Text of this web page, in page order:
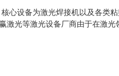
心设备为激光焊接机以及各类
激光等激光设备厂商由于在激光